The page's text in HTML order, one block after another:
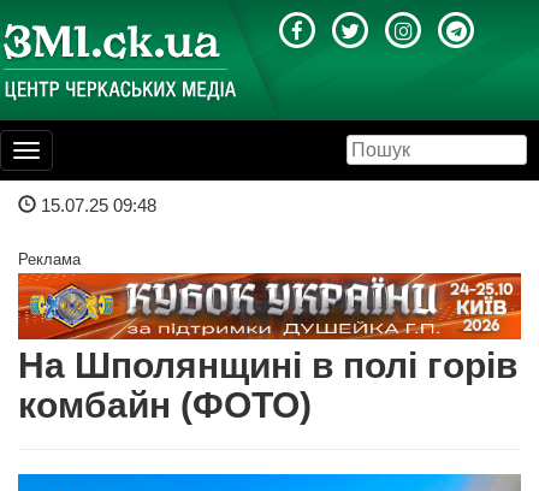
Toggle
navigation
15.07.25 09:48
Реклама
На Шполянщині в полі горів
комбайн (ФОТО)